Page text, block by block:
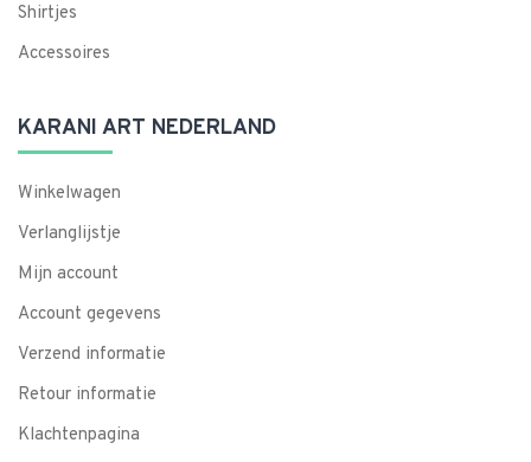
Shirtjes
Accessoires
KARANI ART NEDERLAND
Winkelwagen
Verlanglijstje
Mijn account
Account gegevens
Verzend informatie
Retour informatie
Klachtenpagina